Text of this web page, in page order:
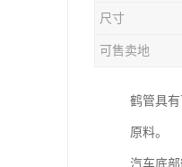
尺寸
可售卖地
鹤管具
原料。
汽车底